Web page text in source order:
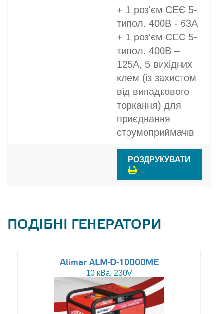
+ 1 роз'єм СЕЄ 5-
типол. 400В - 63A
+ 1 роз'єм СЕЄ 5-
типол. 400В –
125A, 5 вихідних
клем (із захистом
від випадкового
торкання) для
приєднання
струмоприймачів
РОЗДРУКУВАТИ
ПОДІБНІ ГЕНЕРАТОРИ
Alimar ALM-D-10000ME
10 кВа, 230V